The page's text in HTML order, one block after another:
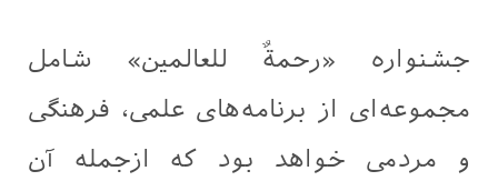
جشنواره «رحمةٌ للعالمین» شامل
مجموعه‌ای از برنامه‌های علمی، فرهنگی
و مردمی خواهد بود که ازجمله آن